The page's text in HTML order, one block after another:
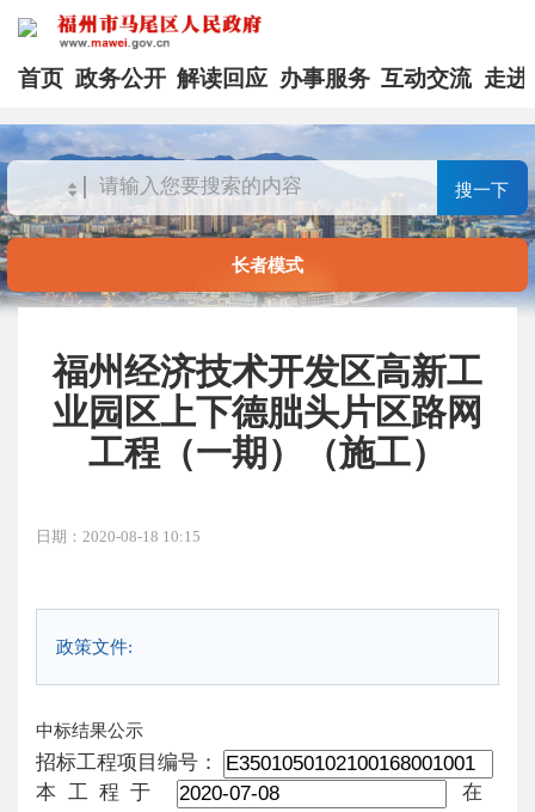
首页 政务公开 解读回应 办事服务 互动交流 走进
搜一下
长者模式
福州经济技术开发区高新工
业园区上下德朏头片区路网
工程（一期）（施工）
日期：2020-08-18 10:15
政策文件:
中标结果公示
招标工程项目编号：
本工程于
在